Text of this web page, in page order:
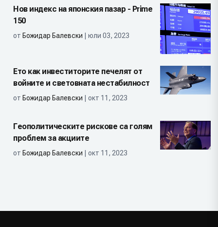
Нов индекс на японския пазар - Prime
150
от Божидар Балевски | юли 03, 2023
Ето как инвеститорите печелят от
войните и световната нестабилност
от Божидар Балевски | окт 11, 2023
Геополитическите рискове са голям
проблем за акциите
от Божидар Балевски | окт 11, 2023